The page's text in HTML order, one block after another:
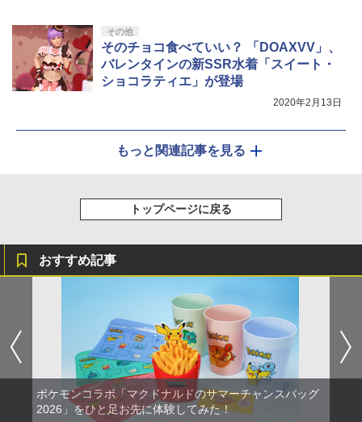
その他
そのチョコ食べていい？ 「DOAXVV」、
バレンタインの新SSR水着「スイート・
ショコラティエ」が登場
2020年2月13日
もっと関連記事を見る
トップページに戻る
おすすめ記事
ポケモンコラボ「マクドナルドのサマーチャンスバッグ
2026」をひと足お先に体験してみた！